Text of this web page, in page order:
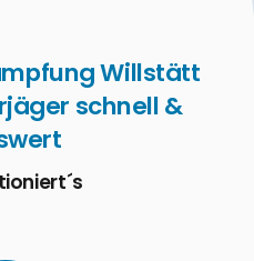
Willstätt
schnell &